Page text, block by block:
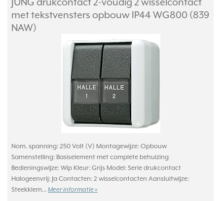
met tekstvensters opbouw IP44 WG800 (839
NAW)
Nom. spanning: 250 Volt (V) Montagewijze: Opbouw
Samenstelling: Basiselement met complete behuizing
Bedieningswijze: Wip Kleur: Grijs Model: Serie drukcontact
Halogeenvrij: Ja Contacten: 2 wisselcontacten Aansluitwijze:
Steekklem... Meer informatie »